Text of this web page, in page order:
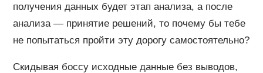
получения данных будет этап анализа, а после
анализа — принятие решений, то почему бы тебе
не попытаться пройти эту дорогу самостоятельно?
Скидывая боссу исходные данные без выводов,